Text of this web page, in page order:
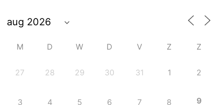
M D W D V Z Z
27 28 29 30 31 1 2
3 4 5 6 7 8 9